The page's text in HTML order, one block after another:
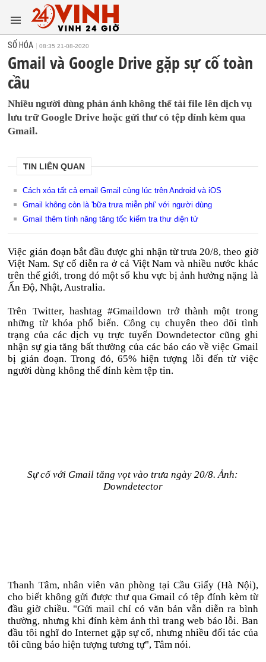
SỐ HÓA 08:35 21-08-2020
Gmail và Google Drive gặp sự cố toàn
cầu
Nhiều người dùng phản ánh không thể tải file lên dịch vụ
lưu trữ Google Drive hoặc gửi thư có tệp đính kèm qua
Gmail.
TIN LIÊN QUAN
Cách xóa tất cả email Gmail cùng lúc trên Android và iOS
Gmail không còn là 'bữa trưa miễn phí' với người dùng
Gmail thêm tính năng tăng tốc kiểm tra thư điện tử
Việc gián đoạn bắt đầu được ghi nhận từ trưa 20/8, theo giờ
Việt Nam. Sự cố diễn ra ở cả Việt Nam và nhiều nước khác
trên thế giới, trong đó một số khu vực bị ảnh hưởng nặng là
Ấn Độ, Nhật, Australia.
Trên Twitter, hashtag #Gmaildown trở thành một trong
những từ khóa phổ biến. Công cụ chuyên theo dõi tình
trạng của các dịch vụ trực tuyến Downdetector cũng ghi
nhận sự gia tăng bất thường của các báo cáo về việc Gmail
bị gián đoạn. Trong đó, 65% hiện tượng lỗi đến từ việc
người dùng không thể đính kèm tệp tin.
Sự cố với Gmail tăng vọt vào trưa ngày 20/8. Ảnh:
Downdetector
Thanh Tâm, nhân viên văn phòng tại Cầu Giấy (Hà Nội),
cho biết không gửi được thư qua Gmail có tệp đính kèm từ
đầu giờ chiều. "Gửi mail chỉ có văn bản vẫn diễn ra bình
thường, nhưng khi đính kèm ảnh thì trang web báo lỗi. Ban
đầu tôi nghĩ do Internet gặp sự cố, nhưng nhiều đối tác của
tôi cũng báo hiện tượng tương tự", Tâm nói.